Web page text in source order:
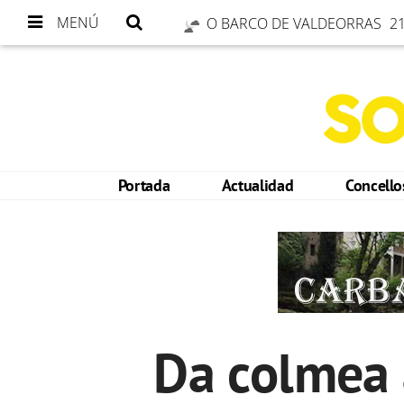
MENÚ O BARCO DE VALDEORRAS
Portada Actualidad
Da